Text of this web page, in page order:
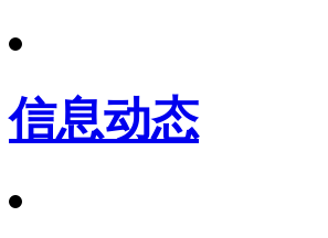
信息动态